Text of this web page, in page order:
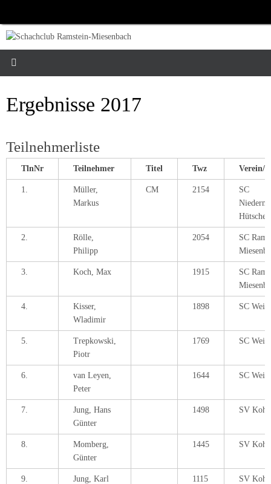
springen
Ergebnisse 2017
Teilnehmerliste
TlnNr Teilnehmer Titel Twz Verein/
1.
Müller,
Markus
CM 2154
SC
2.
Rölle,
Philipp
2054
SC
3. Koch, Max 1915
SC
4.
Kisser,
Wladimir
1898 SC
5.
Trepkowski,
Piotr
1769 SC
6.
van Leyen,
Peter
1644 SC
7.
Jung, Hans
Günter
1498 SV
8.
Momberg,
Günter
1445 SV
9.
Jung, Karl
1115 SV